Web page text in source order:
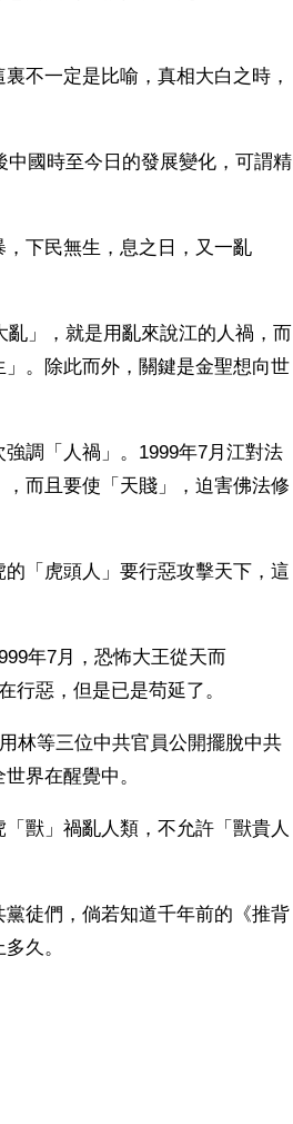
不一定是比喻，真相大白之時，
國時至今日的發展變化，可謂精
下民無生，息之日，又一亂
」，就是用亂來說江的人禍，而
。除此而外，關鍵是金聖想向世
調「人禍」。1999年7月江對法
而且要使「天賤」，迫害佛法修
「虎頭人」要行惡攻擊天下，這
年7月，恐怖大王從天而
惡，但是已是苟延了。
林等三位中共官員公開擺脫中共
界在醒覺中。
獸」禍亂人類，不允許「獸貴人
黨徒們，倘若知道千年前的《推背
久。